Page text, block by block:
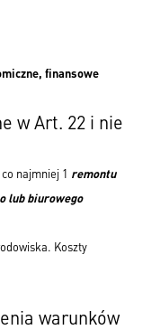
finansowe
w Art. 22 i nie
najmniej 1 remontu
lub biurowego
Koszty
warunków